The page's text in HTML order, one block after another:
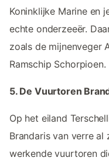
Koninklijke Marine en
echte onderzeeër.
zoals de mijnenveger
Ramschip Schorpioen.
5. De Vuurtoren
Op het eiland
Brandaris van verre al
werkende vuurtoren